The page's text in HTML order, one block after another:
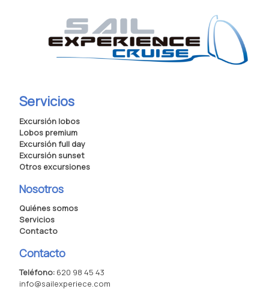
Servicios
Excursión lobos
Lobos premium
Excursión full day
Excursión sunset
Otros excursiones
Nosotros
Quiénes somos
Servicios
Contacto
Contacto
Teléfono: 620 98 45 43
info@sailexperiece.com